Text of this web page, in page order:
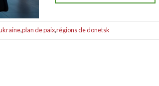
,plan de paix,régions de donetsk